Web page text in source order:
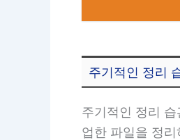
주기적인 정리
주기적인 정리
업한 파일을 정